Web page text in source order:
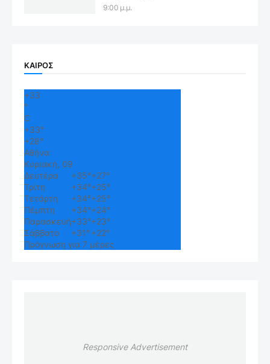
9:00 μ.μ.
ΚΑΙΡΟΣ
+33
°
C
+33°
+28°
Αθήνα
Κυριακή, 09
Δευτέρα
+35°+27°
Τρίτη
+34°+25°
Τετάρτη
+34°+25°
Πέμπτη
+34°+24°
Παρασκευή+33°+23°
Σάββατο
+31°+22°
Πρόγνωση για 7 μέρες
Responsive Advertisement